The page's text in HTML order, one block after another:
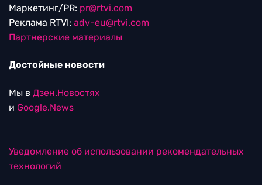
Маркетинг/PR: pr@rtvi.com
Реклама RTVI: adv-eu@rtvi.com
Партнерские материалы
Достойные новости
Мы в Дзен.Новостях
и Google.News
Уведомление об использовании рекомендательных
технологий